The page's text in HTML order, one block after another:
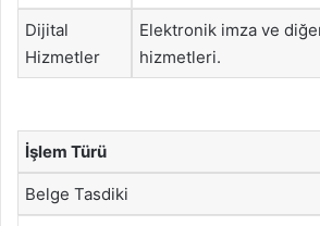
Dijital
Hizmetler
Elektronik imza ve
hizmetleri.
İşlem Türü
Belge Tasdiki